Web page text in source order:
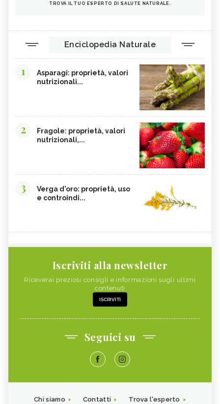
TROVA IL TUO ESPERTO DI SALUTE NATURALE.
Enciclopedia Naturale
1
Asparagi: proprietà, valori
nutrizionali...
2
Fragole: proprietà, valori
nutrizionali,...
3
Verga d'oro: proprietà, uso
e controindi...
Iscriviti alla newsletter
Riceverai preziosi consigli e informazioni sugli ultimi
contenuti
ISCRIVITI
Seguici su
Chi siamo Contatti Trova l'esperto